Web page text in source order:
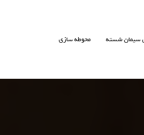
سیمان شسته محوطه سازی